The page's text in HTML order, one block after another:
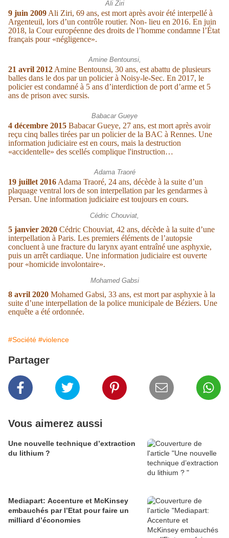
Ali Ziri
9 juin 2009 Ali Ziri, 69 ans, est mort après avoir été interpellé à
Argenteuil, lors d’un contrôle routier. Non- lieu en 2016. En juin
2018, la Cour européenne des droits de l’homme condamne l’État
français pour «négligence».
Amine Bentounsi,
21 avril 2012 Amine Bentounsi, 30 ans, est abattu de plusieurs
balles dans le dos par un policier à Noisy-le-Sec. En 2017, le
policier est condamné à 5 ans d’interdiction de port d’arme et 5
ans de prison avec sursis.
Babacar Gueye
4 décembre 2015 Babacar Gueye, 27 ans, est mort après avoir
reçu cinq balles tirées par un policier de la BAC à Rennes. Une
information judiciaire est en cours, mais la destruction
«accidentelle» des scellés complique l'instruction…
Adama Traoré
19 juillet 2016 Adama Traoré, 24 ans, décède à la suite d’un
plaquage ventral lors de son interpellation par les gendarmes à
Persan. Une information judiciaire est toujours en cours.
Cédric Chouviat,
5 janvier 2020 Cédric Chouviat, 42 ans, décède à la suite d’une
interpellation à Paris. Les premiers éléments de l’autopsie
concluent à une fracture du larynx ayant entraîné une asphyxie,
puis un arrêt cardiaque. Une information judiciaire est ouverte
pour «homicide involontaire».
Mohamed Gabsi
8 avril 2020 Mohamed Gabsi, 33 ans, est mort par asphyxie à la
suite d’une interpellation de la police municipale de Béziers. Une
enquête a été ordonnée.
#Société #violence
Partager
Vous aimerez aussi
Une nouvelle technique d’extraction
du lithium ?
Mediapart: Accenture et McKinsey
embauchés par l’Etat pour faire un
milliard d’économies